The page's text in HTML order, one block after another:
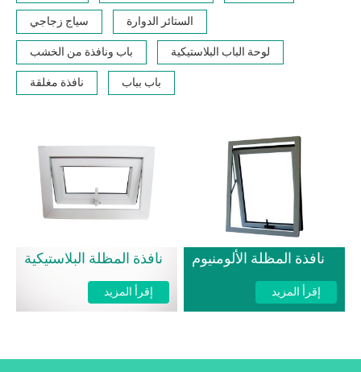
سياج زجاجي الستائر الدوارة
باب ونافذة من الخشب لوحة الباب البلاستيكية
نافذة مغلقة باب بباب
نافذة المظلة البلاستيكية
إقرأ المزيد
نافذة المظلة الألومنيوم
إقرأ المزيد